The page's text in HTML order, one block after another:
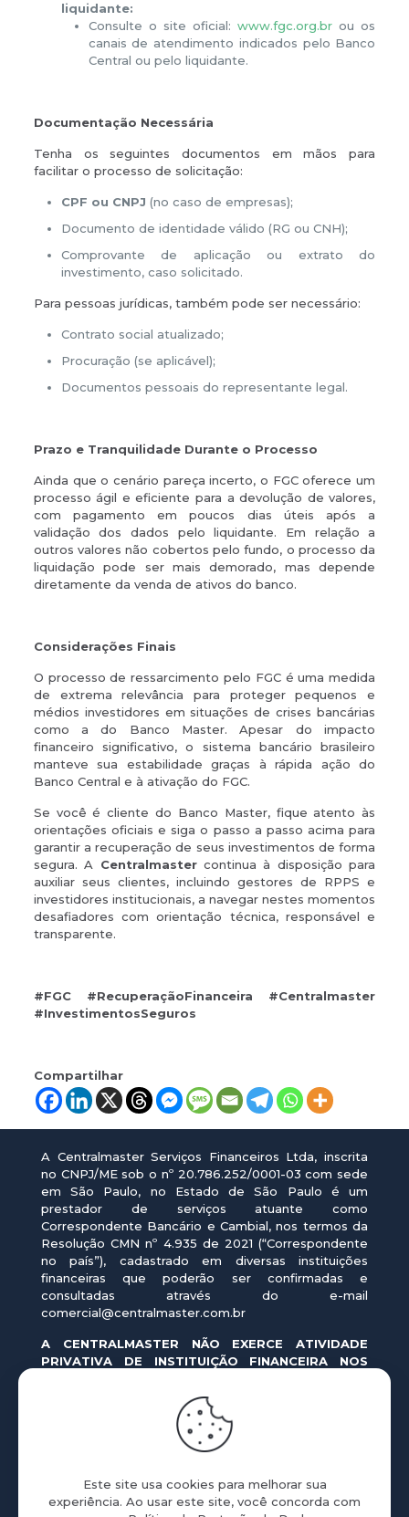
liquidante:
Consulte o site oficial:www.fgc.org.br ou os
canais de atendimento indicados pelo Banco
Central ou pelo liquidante.
Documentação Necessária
Tenha os seguintes documentos em mãos para
facilitar o processo de solicitação:
CPF ou CNPJ (no caso de empresas);
Documento de identidade válido (RG ou CNH);
Comprovante de aplicação ou extrato do
investimento, caso solicitado.
Para pessoas jurídicas, também pode ser necessário:
Contrato social atualizado;
Procuração (se aplicável);
Documentos pessoais do representante legal.
Prazo e Tranquilidade Durante o Processo
Ainda que o cenário pareça incerto, o FGC oferece um
processo ágil e eficiente para a devolução de valores,
com pagamento em poucos dias úteis após a
validação dos dados pelo liquidante. Em relação a
outros valores não cobertos pelo fundo, o processo da
liquidação pode ser mais demorado, mas depende
diretamente da venda de ativos do banco.
Considerações Finais
O processo de ressarcimento pelo FGC é uma medida
de extrema relevância para proteger pequenos e
médios investidores em situações de crises bancárias
como a do Banco Master. Apesar do impacto
financeiro significativo, o sistema bancário brasileiro
manteve sua estabilidade graças à rápida ação do
Banco Central e à ativação do FGC.
Se você é cliente do Banco Master, fique atento às
orientações oficiais e siga o passo a passo acima para
garantir a recuperação de seus investimentos de forma
segura. A Centralmastercontinua à disposição para
auxiliar seus clientes, incluindo gestores de RPPS e
investidores institucionais, a navegar nestes momentos
desafiadores com orientação técnica, responsável e
transparente.
#FGC #RecuperaçãoFinanceira #Centralmaster
#InvestimentosSeguros
Compartilhar
A Centralmaster Serviços Financeiros Ltda, inscrita
no CNPJ/ME sob o nº 20.786.252/0001-03 com sede
em São Paulo, no Estado de São Paulo é um
prestador de serviços atuante como
Correspondente Bancário e Cambial, nos termos da
Resolução CMN nº 4.935 de 2021 (“Correspondente
no país”), cadastrado em diversas instituições
financeiras que poderão ser confirmadas e
consultadas através do e-mail
comercial@centralmaster.com.br
A CENTRALMASTER NÃO EXERCE ATIVIDADE
PRIVATIVA DE INSTITUIÇÃO FINANCEIRA NOS
CONCEDEMOS CRÉDITO DIRETAMENTE. EM
NOSSO SITE, DIVULGAMOS PROPOSTAS DE
OPERAÇÕES DE CRÉDITO REALIZADAS POR
INSTITUIÇÕES FINANCEIRAS AUTORIZADAS PELO
As ofertas em nosso site e aplicativo são formuladas
pelas instituições financeiras, correspondendo a
Este site usa cookies para melhorar sua
experiência. Ao usar este site, você concorda com